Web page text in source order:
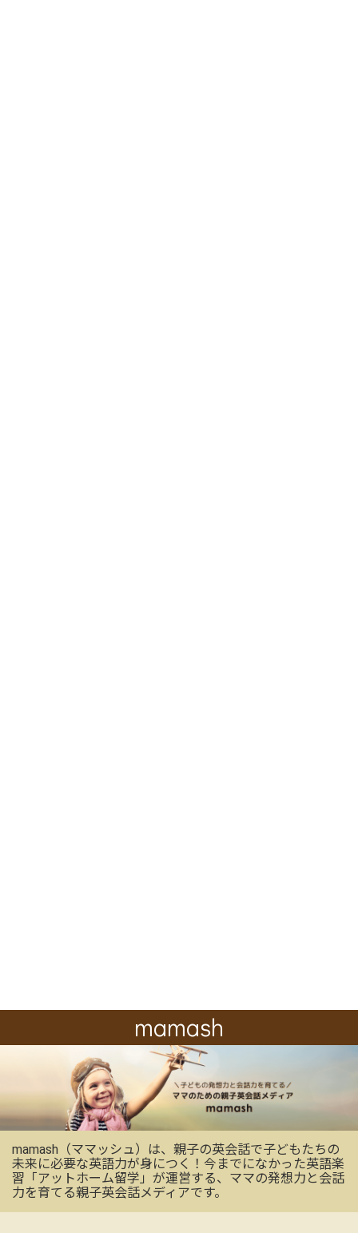
mamash
mamash（ママッシュ）は、親子の英会話で子どもたちの
未来に必要な英語力が身につく！今までになかった英語楽
習「アットホーム留学」が運営する、ママの発想力と会話
力を育てる親子英会話メディアです。